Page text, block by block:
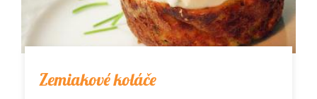
Zemiakové koláče